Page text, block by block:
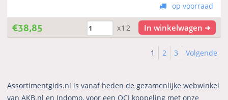
op voorraad
€38,85 x12 In winkelwagen
1 2 3 Volgende
Assortimentgids.nl is vanaf heden de gezamenlijke webwinkel
van AKB.nl en Indomo, voor een OCI koppeling met onze